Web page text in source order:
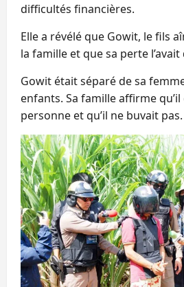
difficultés financières.
Elle a révélé que Gowit, le fils
la famille et que sa perte l’avait
Gowit était séparé de sa
enfants. Sa famille affirme
personne et qu’il ne buvait pas.